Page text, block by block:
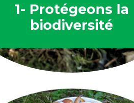
1- Protégeons la
biodiversité